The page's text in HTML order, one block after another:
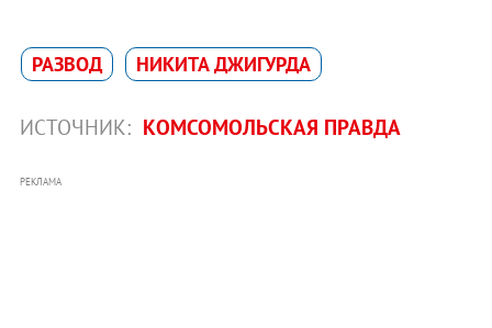
РАЗВОД НИКИТА ДЖИГУРДА
ИСТОЧНИК: КОМСОМОЛЬСКАЯ ПРАВДА
РЕКЛАМА